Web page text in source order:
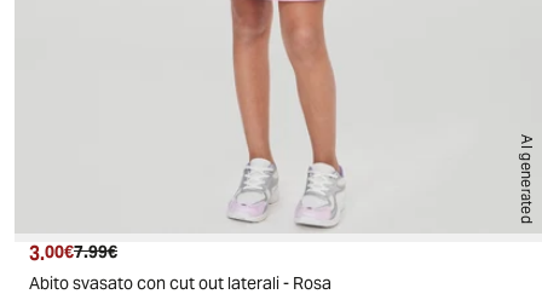
AI generated
Prezzo attuale
3.00€ Prezzo originale
7.99€
Abito svasato con cut out laterali - Rosa